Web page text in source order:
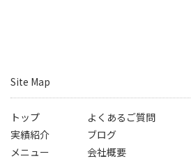
Site Map
トップ
実績紹介
メニュー
よくあるご質問
ブログ
会社概要